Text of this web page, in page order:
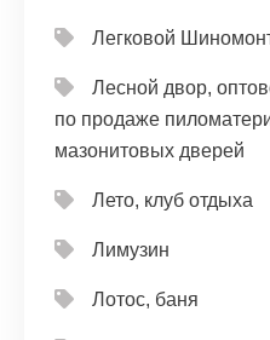
Легковой
Лесной двор,
по продаже
мазонитовых дверей
Лето, клуб отдыха
Лимузин
Лотос, баня